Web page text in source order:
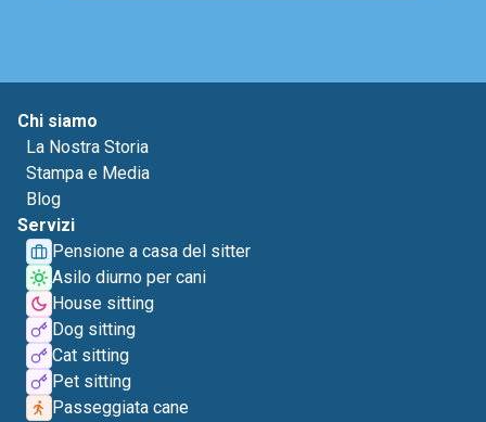
Chi siamo
La Nostra Storia
Stampa e Media
Blog
Servizi
Pensione a casa del sitter
Asilo diurno per cani
House sitting
Dog sitting
Cat sitting
Pet sitting
Passeggiata cane